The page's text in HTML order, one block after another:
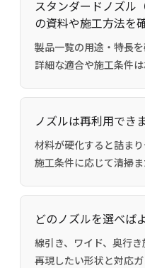
スタンダードノズル
の資料や施工方法を
製品一覧の用途・特長を
詳細な適合や施工条件
ノズルは再利用でき
材料が硬化すると詰まり
施工条件に応じて清掃
どのノズルを選べば
線引き、ワイド、奥行き
再現したい形状と対応ガ